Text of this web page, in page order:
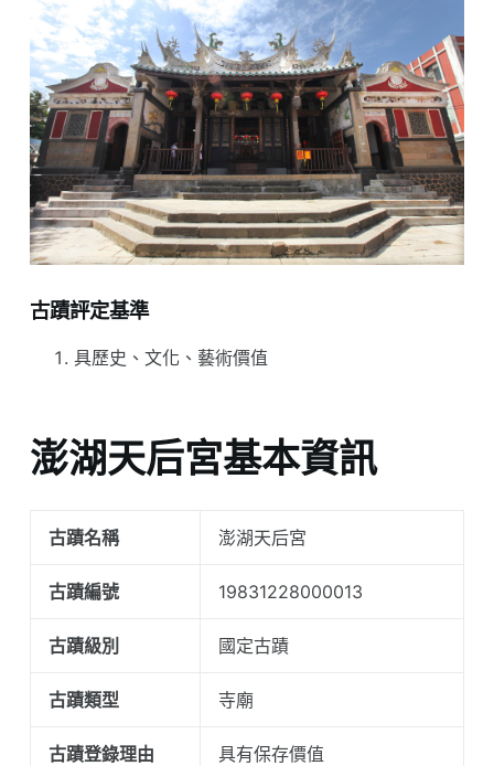
古蹟評定基準
具歷史、文化、藝術價值
澎湖天后宮基本資訊
古蹟名稱 澎湖天后宮
古蹟編號 19831228000013
古蹟級別 國定古蹟
古蹟類型 寺廟
古蹟登錄理由 具有保存價值